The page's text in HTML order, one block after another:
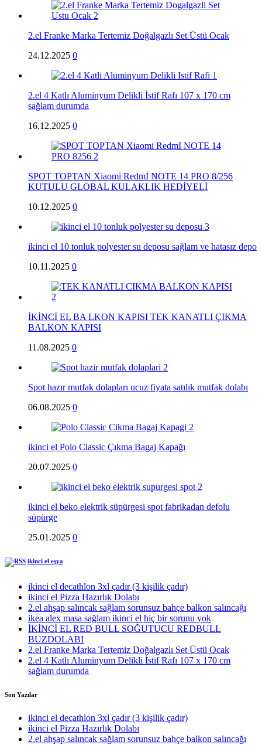
2.el Franke Marka Tertemiz Doğalgazlı Set Üstü Ocak
24.12.2025 0
2.el 4 Katlı Aluminyum Delikli İstif Rafı 107 x 170 cm
sağlam durumda
16.12.2025 0
SPOT TOPTAN Xiaomi Redmİ NOTE 14 PRO 8/256
KUTULU GLOBAL KULAKLIK HEDİYELİ
10.12.2025 0
ikinci el 10 tonluk polyester su deposu sağlam ve hatasız depo
10.11.2025 0
İKİNCİ EL BA LKON KAPISI TEK KANATLI ÇIKMA
BALKON KAPISI
11.08.2025 0
Spot hazır mutfak dolapları ucuz fiyata satılık mutfak dolabı
06.08.2025 0
ikinci el Polo Classic Çıkma Bagaj Kapağı
20.07.2025 0
ikinci el beko elektrik süpürgesi spot fabrikadan defolu
süpürge
25.01.2025 0
ikinci el eşya
ikinci el decathlon 3xl çadır (3 kişilik çadır)
ikinci el Pizza Hazırlık Dolabı
2.el ahşap salıncak sağlam sorunsuz bahçe balkon salıncağı
ikea alex masa sağlam ikinci el hiç bir sorunu yok
İKİNCİ EL RED BULL SOĞUTUCU REDBULL
BUZDOLABI
2.el Franke Marka Tertemiz Doğalgazlı Set Üstü Ocak
2.el 4 Katlı Aluminyum Delikli İstif Rafı 107 x 170 cm
sağlam durumda
Son Yazılar
ikinci el decathlon 3xl çadır (3 kişilik çadır)
ikinci el Pizza Hazırlık Dolabı
2.el ahşap salıncak sağlam sorunsuz bahçe balkon salıncağı